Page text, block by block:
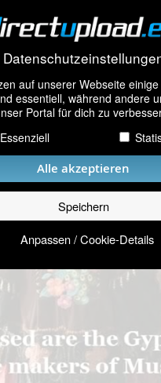
auf unserer Webseite
essentiell, während andere
Portal für dich zu
Essenziell
Alle akzeptieren
Speichern
Anpassen / Cookie-Details